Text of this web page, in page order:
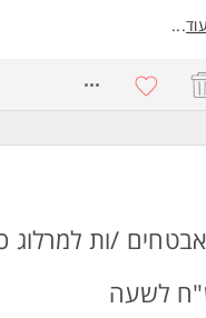
ויכולת לתת שירות איכותי
נפשי ומוטיבציה להמשיך
עוד...
לשעה